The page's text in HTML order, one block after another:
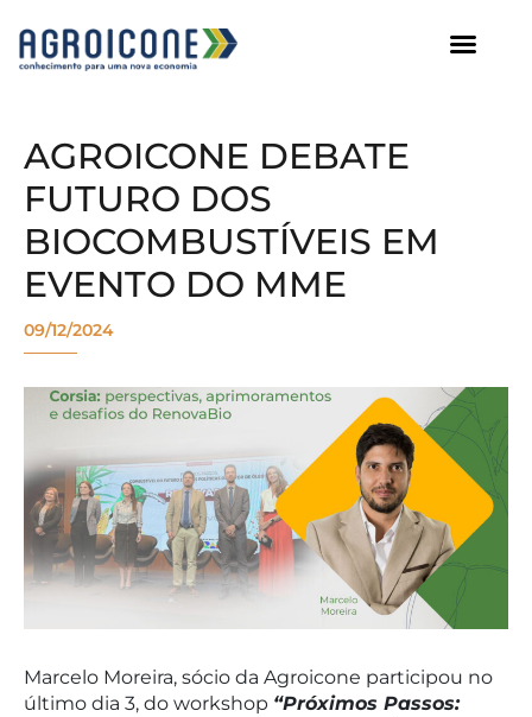
AGROICONE DEBATE
FUTURO DOS
BIOCOMBUSTÍVEIS EM
EVENTO DO MME
09/12/2024
Marcelo Moreira, sócio da Agroicone participou no
último dia 3, do workshop “Próximos Passos: